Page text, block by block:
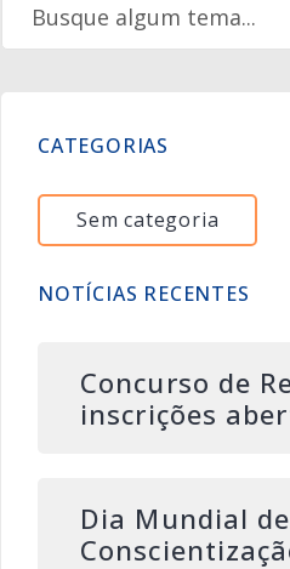
CATEGORIAS
Sem categoria
NOTÍCIAS RECENTES
Concurso de
inscrições
Dia Mundial de